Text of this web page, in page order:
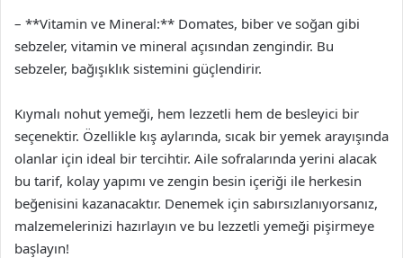
– **Vitamin ve Mineral:** Domates, biber ve soğan gibi
sebzeler, vitamin ve mineral açısından zengindir. Bu
sebzeler, bağışıklık sistemini güçlendirir.
Kıymalı nohut yemeği, hem lezzetli hem de besleyici bir
seçenektir. Özellikle kış aylarında, sıcak bir yemek arayışında
olanlar için ideal bir tercihtir. Aile sofralarında yerini alacak
bu tarif, kolay yapımı ve zengin besin içeriği ile herkesin
beğenisini kazanacaktır. Denemek için sabırsızlanıyorsanız,
malzemelerinizi hazırlayın ve bu lezzetli yemeği pişirmeye
başlayın!